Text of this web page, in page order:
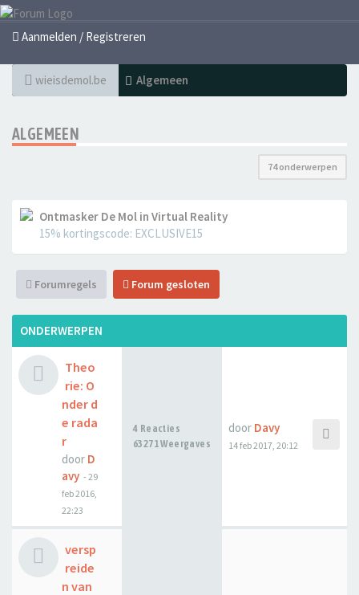
Aanmelden / Registreren
wieisdemol.be Algemeen
ALGEMEEN
74 onderwerpen
Ontmasker De Mol in Virtual Reality
15% kortingscode: EXCLUSIVE15
Forumregels Forum gesloten
ONDERWERPEN
Theo
rie: O
nder d
e rada
r
door D
avy - 29
feb 2016,
22:23
4 Reacties
63271 Weergaves
door Davy
14 feb 2017, 20:12
versp
reide
n van